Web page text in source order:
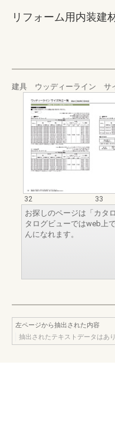
リフォーム用内装建
建具 ウッディーライン サ
32
33
お探しのページは「カタ
タログビューではweb上
んになれます。
左ページから抽出された内容
抽出されたテキストデータはあり